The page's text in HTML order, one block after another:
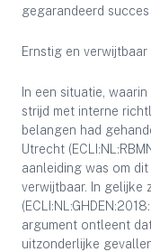
gegarandeerd succes
Ernstig en
In een situatie,
strijd met interne
belangen had
Utrecht
aanleiding was om
verwijtbaar. In gelijke
argument ontleent
uitzonderlijke